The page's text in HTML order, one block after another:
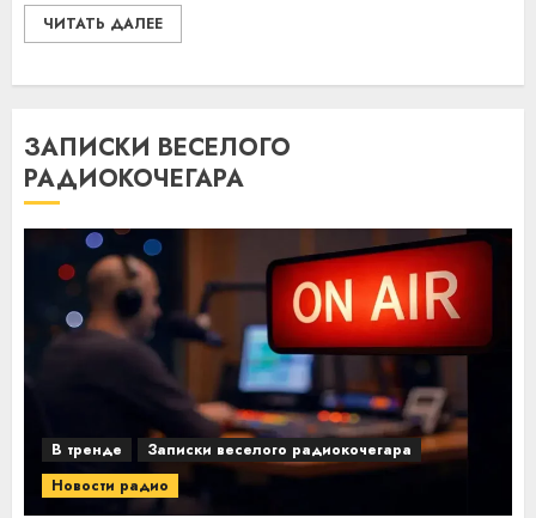
ЧИТАТЬ ДАЛЕЕ
ЗАПИСКИ ВЕСЕЛОГО
РАДИОКОЧЕГАРА
В тренде
Записки веселого радиокочегара
Новости радио